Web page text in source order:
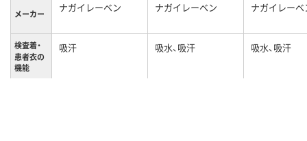
メーカー ナガイレーベン ナガイレーベン ナガイレーベ
検査着・
患者衣の
機能
吸汗 吸水、吸汗 吸水、吸汗